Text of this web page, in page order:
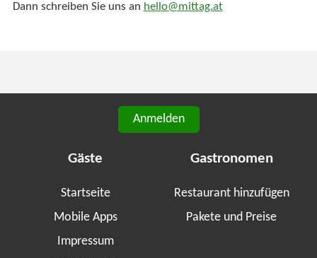
Dann schreiben Sie uns an hello@mittag.at
Anmelden
Gäste
Startseite
Mobile Apps
Impressum
Gastronomen
Restaurant hinzufügen
Pakete und Preise